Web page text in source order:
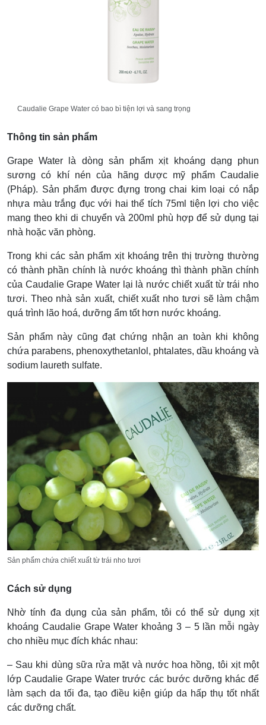
Caudalie Grape Water có bao bì tiện lợi và sang trọng
Thông tin sản phẩm
Grape Water là dòng sản phẩm xịt khoáng dạng phun
sương có khí nén của hãng dược mỹ phẩm Caudalie
(Pháp). Sản phẩm được đựng trong chai kim loại có nắp
nhựa màu trắng đục với hai thể tích 75ml tiện lợi cho việc
mang theo khi di chuyển và 200ml phù hợp để sử dụng tại
nhà hoặc văn phòng.
Trong khi các sản phẩm xịt khoáng trên thị trường thường
có thành phần chính là nước khoáng thì thành phần chính
của Caudalie Grape Water lại là nước chiết xuất từ trái nho
tươi. Theo nhà sản xuất, chiết xuất nho tươi sẽ làm chậm
quá trình lão hoá, dưỡng ẩm tốt hơn nước khoáng.
Sản phẩm này cũng đạt chứng nhận an toàn khi không
chứa parabens, phenoxythetanlol, phtalates, dầu khoáng và
sodium laureth sulfate.
Sản phẩm chứa chiết xuất từ trái nho tươi
Cách sử dụng
Nhờ tính đa dụng của sản phẩm, tôi có thể sử dụng xịt
khoáng Caudalie Grape Water khoảng 3 – 5 lần mỗi ngày
cho nhiều mục đích khác nhau:
– Sau khi dùng sữa rửa mặt và nước hoa hồng, tôi xịt một
lớp Caudalie Grape Water trước các bước dưỡng khác để
làm sạch da tối đa, tạo điều kiện giúp da hấp thụ tốt nhất
các dưỡng chất.